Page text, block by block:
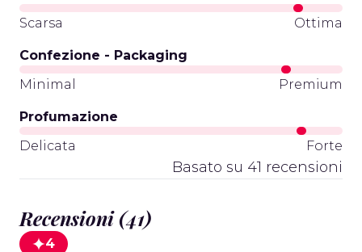
Scarsa
Ottima
Confezione - Packaging
Minimal
Premium
Profumazione
Delicata
Forte
Basato su 41 recensioni
Recensioni (41)
4